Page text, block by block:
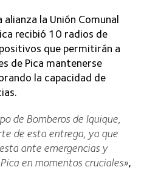
la Unión Comunal
recibió 10 radios de
que permitirán a
de Pica mantenerse
la capacidad de
de Bomberos de Iquique,
de esta entrega, ya que
ante emergencias y
en momentos cruciales»,